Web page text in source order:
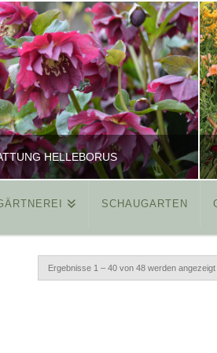
HELLEBORUS
REINHARD
ALLGEMEIN
SCHAUGARTEN
Ergebnisse 1 – 40 von 48 werden angezeigt